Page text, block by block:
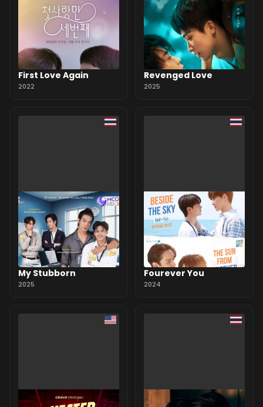
First Love Again
2022
Revenged Love
2025
My Stubborn
2025
Fourever You
2024